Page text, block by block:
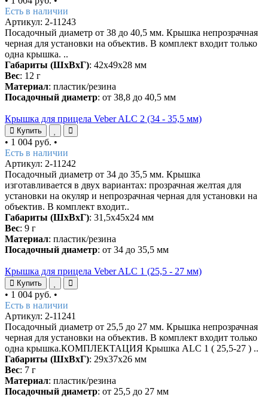
Есть в наличии
Артикул: 2-11243
Посадочный диаметр от 38 до 40,5 мм. Крышка непрозрачная
черная для установки на объектив. В комплект входит только
одна крышка. ..
Габариты (ШхВхГ): 42х49х28 мм
Вес: 12 г
Материал: пластик/резина
Посадочный диаметр: от 38,8 до 40,5 мм
Крышка для прицела Veber ALC 2 (34 - 35,5 мм)
Купить
• 1 004 руб. •
Есть в наличии
Артикул: 2-11242
Посадочный диаметр от 34 до 35,5 мм. Крышка
изготавливается в двух вариантах: прозрачная желтая для
установки на окуляр и непрозрачная черная для установки на
объектив. В комплект входит..
Габариты (ШхВхГ): 31,5х45х24 мм
Вес: 9 г
Материал: пластик/резина
Посадочный диаметр: от 34 до 35,5 мм
Крышка для прицела Veber ALC 1 (25,5 - 27 мм)
Купить
• 1 004 руб. •
Есть в наличии
Артикул: 2-11241
Посадочный диаметр от 25,5 до 27 мм. Крышка непрозрачная
черная для установки на объектив. В комплект входит только
одна крышка.КОМПЛЕКТАЦИЯ Крышка ALC 1 ( 25,5-27 ) ..
Габариты (ШхВхГ): 29х37х26 мм
Вес: 7 г
Материал: пластик/резина
Посадочный диаметр: от 25,5 до 27 мм